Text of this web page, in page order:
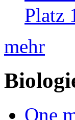
Platz
mehr
One